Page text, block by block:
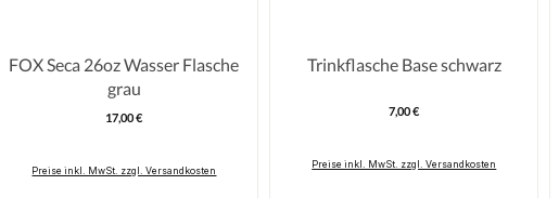
FOX Seca 26oz Wasser Flasche
grau
Regulärer Preis:
17,00 €
Preise inkl. MwSt. zzgl. Versandkosten
Trinkflasche Base schwarz
Regulärer Preis:
7,00 €
Preise inkl. MwSt. zzgl. Versandkosten